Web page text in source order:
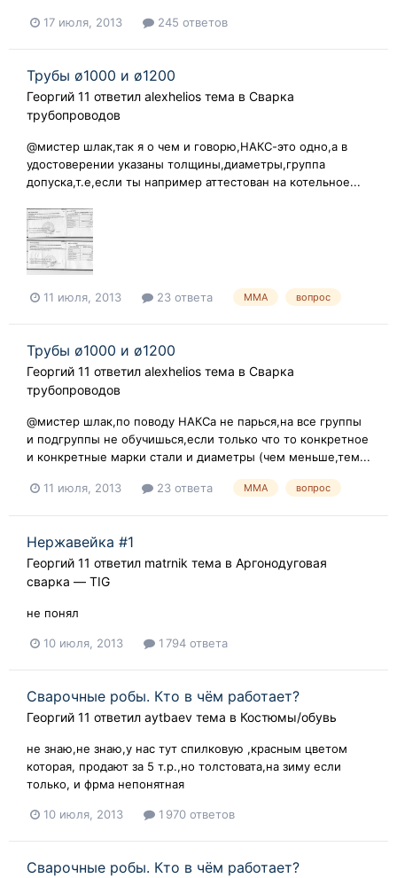
17 июля, 2013 245 ответов
Трубы ø1000 и ø1200
Георгий 11 ответил alexhelios тема в Сварка
трубопроводов
@мистер шлак,так я о чем и говорю,НАКС-это одно,а в
удостоверении указаны толщины,диаметры,группа
допуска,т.е,если ты например аттестован на котельное...
11 июля, 2013 23 ответа MMA вопрос
Трубы ø1000 и ø1200
Георгий 11 ответил alexhelios тема в Сварка
трубопроводов
@мистер шлак,по поводу НАКСа не парься,на все группы
и подгруппы не обучишься,если только что то конкретное
и конкретные марки стали и диаметры (чем меньше,тем...
11 июля, 2013 23 ответа MMA вопрос
Нержавейка #1
Георгий 11 ответил matrnik тема в Аргонодуговая
сварка — TIG
не понял
10 июля, 2013 1 794 ответа
Сварочные робы. Кто в чём работает?
Георгий 11 ответил aytbaev тема в Костюмы/обувь
не знаю,не знаю,у нас тут спилковую ,красным цветом
которая, продают за 5 т.р.,но толстовата,на зиму если
только, и фрма непонятная
10 июля, 2013 1 970 ответов
Сварочные робы. Кто в чём работает?